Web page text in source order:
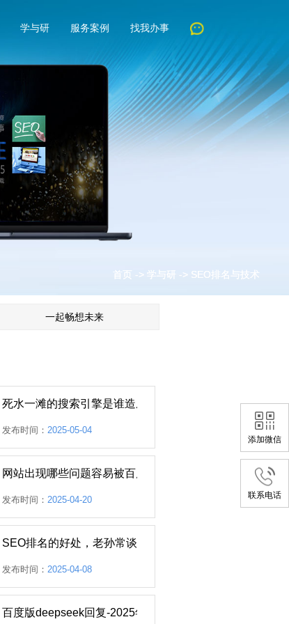
学与研 服务案例 找我办事
首页 -> 学与研 -> SEO排名与技术
首页 -> 学与研 -> SEO排名与技术
一起畅想未来
死水一滩的搜索引擎是谁造成的
发布时间： 2025-05-04
网站出现哪些问题容易被百度K站
发布时间： 2025-04-20
SEO排名的好处，老孙常谈
发布时间： 2025-04-08
添加微信
联系电话